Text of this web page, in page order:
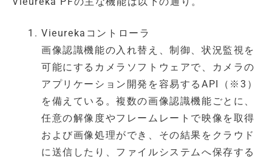
Vieurekaコントローラ
画像認識機能の入れ替え、制御、状況監視を
可能にするカメラソフトウェアで、カメラの
アプリケーション開発を容易するAPI（※3）
を備えている。複数の画像認識機能ごとに、
任意の解像度やフレームレートで映像を取得
および画像処理ができ、その結果をクラウド
に送信したり、ファイルシステムへ保存する